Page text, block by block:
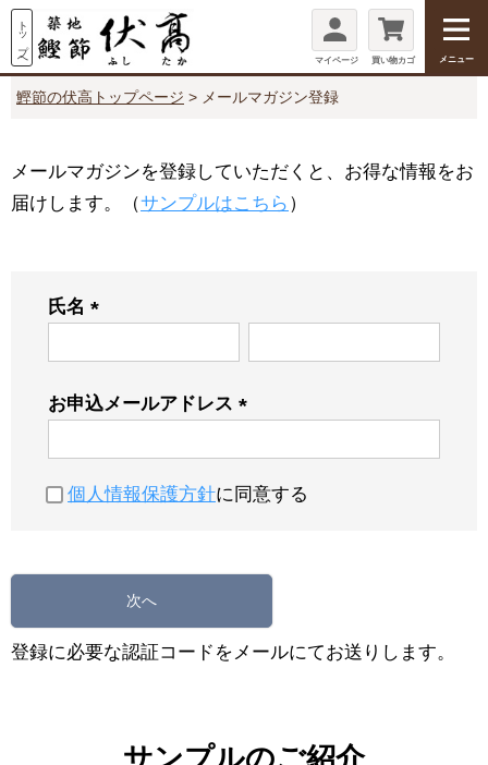
マイページ 買い物カゴ メニュー
鰹節の伏高トップページ メールマガジン登録
メールマガジンを登録していただくと、お得な情報をお
届けします。（サンプルはこちら ）
氏名
お申込メールアドレス
個人情報保護方針に同意する
次へ
登録に必要な認証コードをメールにてお送りします。
サンプルのご紹介